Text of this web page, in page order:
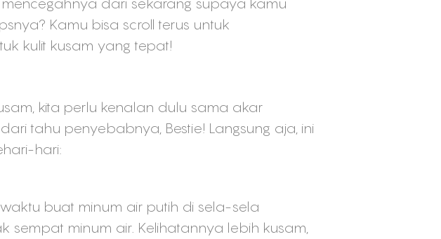
Kamu bisa scroll terus untuk
kulit kusam yang tepat!
kita perlu kenalan dulu sama akar
tahu penyebabnya, Bestie! Langsung aja, ini
hari:
buat minum air putih di sela-sela
sempat minum air. Kelihatannya lebih kusam,